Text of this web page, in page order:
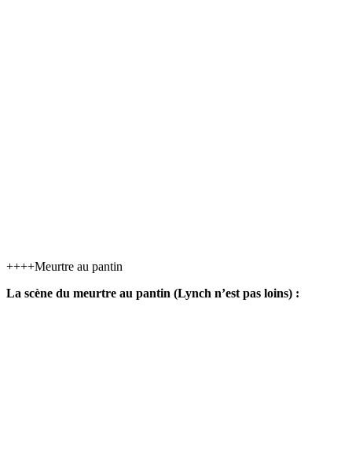
++++Meurtre au pantin
La scène du meurtre au pantin (Lynch n’est pas loins) :